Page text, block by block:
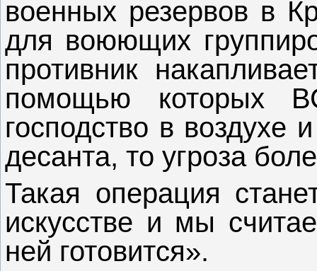
военных резервов в
для воюющих
противник
помощью которых
господство в воздухе
десанта, то угроза
Такая операция
искусстве и мы
ней готовится».